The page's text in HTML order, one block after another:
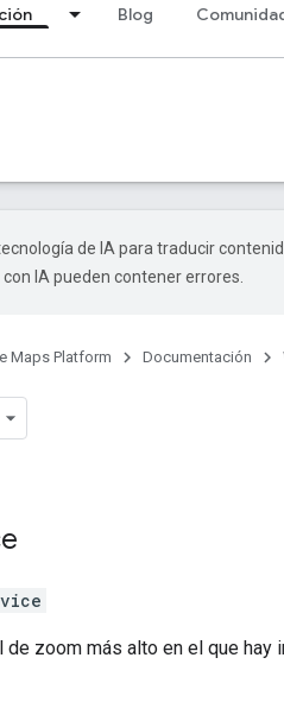
Blog
de IA para traducir
IA pueden contener errores.
Maps Platform Documentación
de zoom más alto en el que